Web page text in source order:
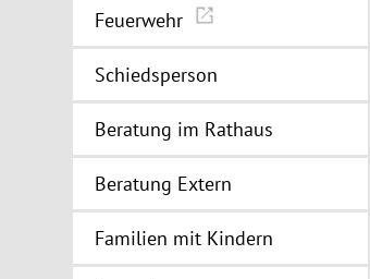
Feuerwehr
Schiedsperson
Beratung im Rathaus
Beratung Extern
Familien mit Kindern